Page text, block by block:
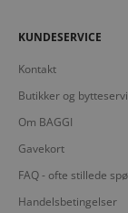
KUNDESERVICE
Kontakt
Butikker og
Om BAGGI
Gavekort
FAQ - ofte stillede
Handelsbetingelser